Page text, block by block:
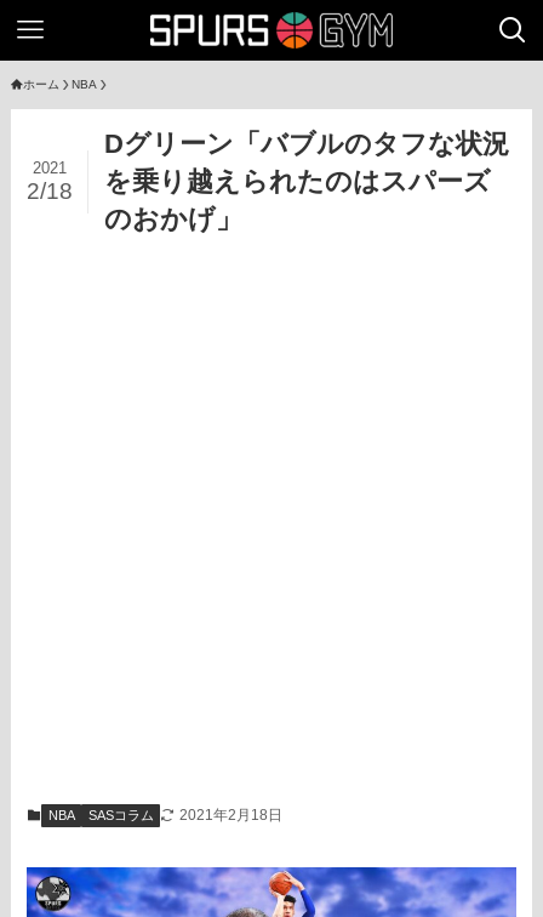
ホーム NBA
Dグリーン「バブルのタフな状況
を乗り越えられたのはスパーズ
のおかげ」
2021
2/18
NBA SASコラム 2021年2月18日